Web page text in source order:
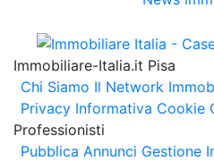
Immobiliare-Italia.it Pisa
Chi Siamo Il Network
Privacy Informativa Cookie
Professionisti
Pubblica Annunci Gestione